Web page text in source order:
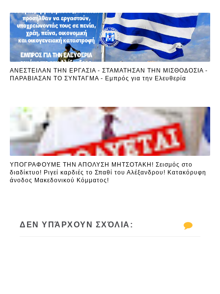
ΑΝΕΣΤΕΙΛΑΝ ΤΗΝ ΕΡΓΑΣΙΑ - ΣΤΑΜΑΤΗΣΑΝ ΤΗΝ ΜΙΣΘΟΔΟΣΙΑ -
ΠΑΡΑΒΙΑΣΑΝ ΤΟ ΣΥΝΤΑΓΜΑ - Εμπρός για την Ελευθερία
ΥΠΟΓΡΑΦΟΥΜΕ ΤΗΝ ΑΠΟΛΥΣΗ ΜΗΤΣΟΤΑΚΗ! Σεισμός στο
διαδίκτυο! Ριγεί καρδιές το Σπαθί του Αλέξανδρου! Κατακόρυφη
άνοδος Μακεδονικού Κόμματος!
ΔΕΝ ΥΠΆΡΧΟΥΝ ΣΧΌΛΙΑ: